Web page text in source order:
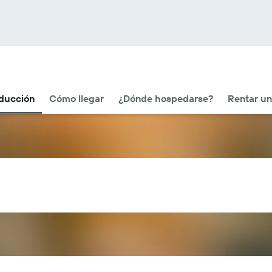
Cómo llegar ¿Dónde hospedarse? Rentar